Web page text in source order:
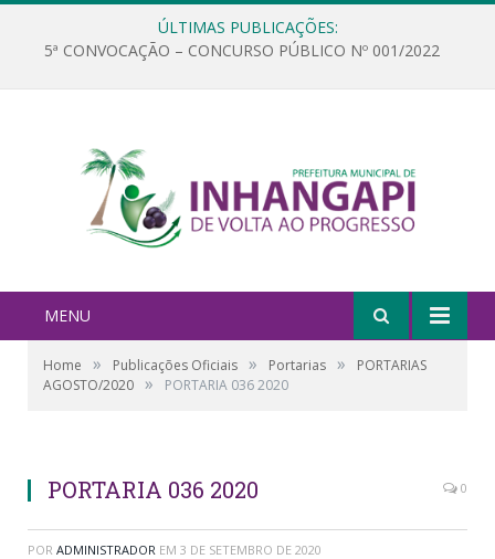
ÚLTIMAS PUBLICAÇÕES:
5ª CONVOCAÇÃO – CONCURSO PÚBLICO Nº 001/2022
MENU
Home » Publicações Oficiais » Portarias »
PORTARIAS
AGOSTO/2020 » PORTARIA 036 2020
PORTARIA 036 2020 0
POR ADMINISTRADOR EM 3 DE SETEMBRO DE 2020